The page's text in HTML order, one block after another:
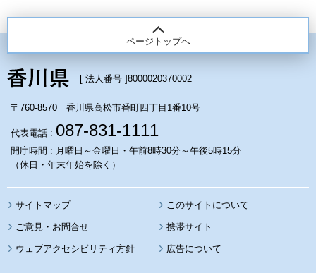
ページトップへ
[ 法人番号 ]8000020370002
〒760-8570 香川県高松市番町四丁目1番10号
代表電話 : 087-831-1111
開庁時間 : 月曜日～金曜日・午前8時30分～午後5時15分
（休日・年末年始を除く）
サイトマップ このサイトについて
携帯サイト
ウェブアクセシビリティ方針 広告について